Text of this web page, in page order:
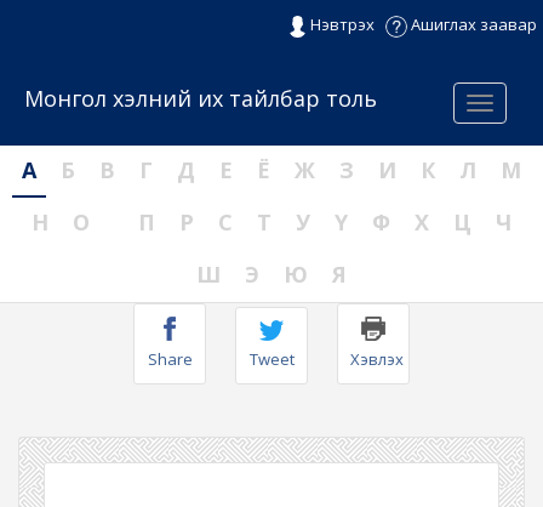
Нэвтрэх Ашиглах заавар
Menu
Монгол хэлний их тайлбар толь
А Б В Г Д Е Ё Ж З И К Л
М
Н
О П Р С Т У Ү Ф Х Ц
Ч
Ш
Э Ю Я
Share Tweet Хэвлэх